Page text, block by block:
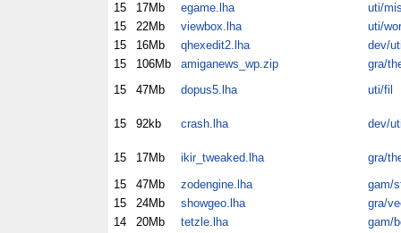
15
17Mb egame.lha
uti/
15
22Mb viewbox.lha
uti/wor
15
16Mb qhexedit2.lha
dev/
15
106Mb amiganews_wp.zip
gra/
15
47Mb dopus5.lha uti/fil
15 92kb crash.lha dev/
15 17Mb ikir_tweaked.lha
gra/
15
47Mb zodengine.lha
gam/
15
24Mb showgeo.lha
gra/
14
20Mb tetzle.lha
gam/